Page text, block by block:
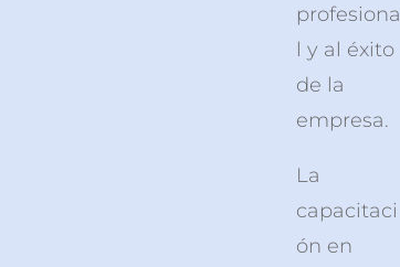
profesiona
l y al éxito
de la
empresa.
La
capacitaci
ón en